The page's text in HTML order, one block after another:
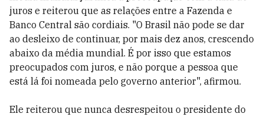
juros e reiterou que as relações entre a Fazenda e
Banco Central são cordiais. "O Brasil não pode se dar
ao desleixo de continuar, por mais dez anos, crescendo
abaixo da média mundial. É por isso que estamos
preocupados com juros, e não porque a pessoa que
está lá foi nomeada pelo governo anterior", afirmou.
Ele reiterou que nunca desrespeitou o presidente do